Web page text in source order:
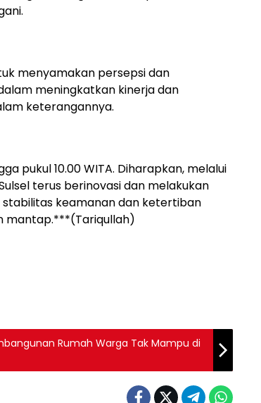
menyamakan persepsi dan
meningkatkan kinerja dan
keterangannya.
pukul 10.00 WITA. Diharapkan, melalui
terus berinovasi dan melakukan
keamanan dan ketertiban
mantap.***(Tariqullah)
Rumah Warga Tak Mampu di